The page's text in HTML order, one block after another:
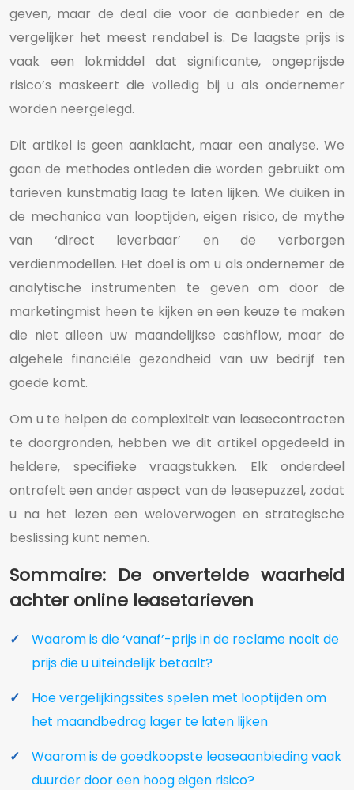
geven, maar de deal die voor de aanbieder en de
vergelijker het meest rendabel is. De laagste prijs is
vaak een lokmiddel dat significante, ongeprijsde
risico’s maskeert die volledig bij u als ondernemer
worden neergelegd.
Dit artikel is geen aanklacht, maar een analyse. We
gaan de methodes ontleden die worden gebruikt om
tarieven kunstmatig laag te laten lijken. We duiken in
de mechanica van looptijden, eigen risico, de mythe
van ‘direct leverbaar’ en de verborgen
verdienmodellen. Het doel is om u als ondernemer de
analytische instrumenten te geven om door de
marketingmist heen te kijken en een keuze te maken
die niet alleen uw maandelijkse cashflow, maar de
algehele financiële gezondheid van uw bedrijf ten
goede komt.
Om u te helpen de complexiteit van leasecontracten
te doorgronden, hebben we dit artikel opgedeeld in
heldere, specifieke vraagstukken. Elk onderdeel
ontrafelt een ander aspect van de leasepuzzel, zodat
u na het lezen een weloverwogen en strategische
beslissing kunt nemen.
Sommaire: De onvertelde waarheid
achter online leasetarieven
Waarom is die ‘vanaf’-prijs in de reclame nooit de
prijs die u uiteindelijk betaalt?
Hoe vergelijkingssites spelen met looptijden om
het maandbedrag lager te laten lijken
Waarom is de goedkoopste leaseaanbieding vaak
duurder door een hoog eigen risico?